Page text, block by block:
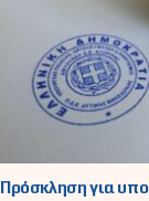
Πρόσκληση για